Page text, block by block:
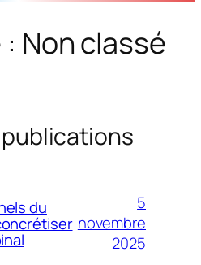
Non classé
du
5
novembre
2025